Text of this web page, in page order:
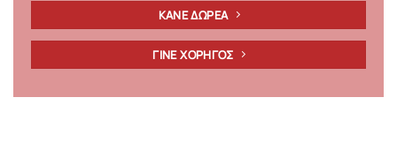
ΚΑΝΕ ΔΩΡΕΑ
ΓΙΝΕ ΧΟΡΗΓΟΣ